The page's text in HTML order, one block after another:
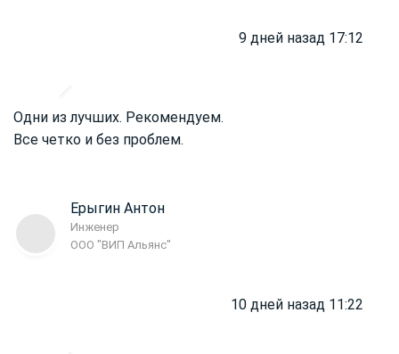
9 дней назад 17:12
Одни из лучших. Рекомендуем.
Все четко и без проблем.
Ерыгин Антон
Инженер
ООО "ВИП Альянс"
10 дней назад 11:22